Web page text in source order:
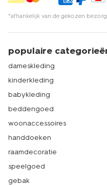
*afhankelijk van de gekozen
populaire
dameskleding
kinderkleding
babykleding
beddengoed
woonaccessoires
handdoeken
raamdecoratie
speelgoed
gebak